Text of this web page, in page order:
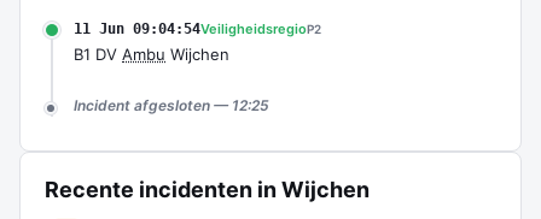
11 Jun 09:04:54VeiligheidsregioP2
B1 DV Ambu Wijchen
Incident afgesloten — 12:25
Recente incidenten in Wijchen